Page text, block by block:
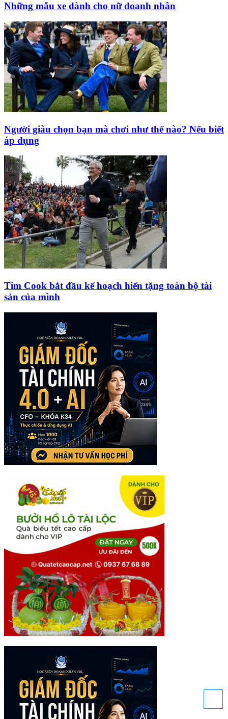
Những mẫu xe dành cho nữ doanh nhân
Người giàu chọn bạn mà chơi như thế nào? Nếu biết
áp dụng
Tim Cook bắt đầu kế hoạch hiến tặng toàn bộ tài
sản của mình